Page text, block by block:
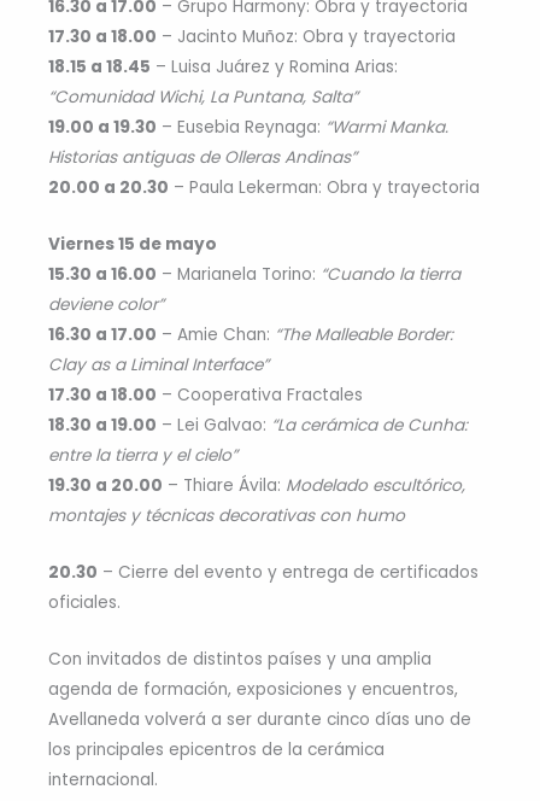
16.30 a 17.00 – Grupo Harmony: Obra y trayectoria
17.30 a 18.00 – Jacinto Muñoz: Obra y trayectoria
18.15 a 18.45 – Luisa Juárez y Romina Arias:
“Comunidad Wichi, La Puntana, Salta”
19.00 a 19.30 – Eusebia Reynaga: “Warmi Manka.
Historias antiguas de Olleras Andinas”
20.00 a 20.30 – Paula Lekerman: Obra y trayectoria
Viernes 15 de mayo
15.30 a 16.00 – Marianela Torino: “Cuando la tierra
deviene color”
16.30 a 17.00 – Amie Chan: “The Malleable Border:
Clay as a Liminal Interface”
17.30 a 18.00 – Cooperativa Fractales
18.30 a 19.00 – Lei Galvao: “La cerámica de Cunha:
entre la tierra y el cielo”
19.30 a 20.00 – Thiare Ávila: Modelado escultórico,
montajes y técnicas decorativas con humo
20.30 – Cierre del evento y entrega de certificados
oficiales.
Con invitados de distintos países y una amplia
agenda de formación, exposiciones y encuentros,
Avellaneda volverá a ser durante cinco días uno de
los principales epicentros de la cerámica
internacional.